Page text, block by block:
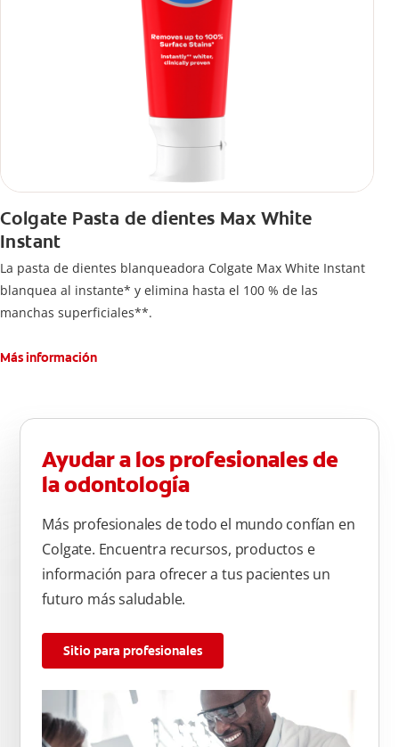
Colgate Pasta de dientes Max White
Instant
La pasta de dientes blanqueadora Colgate Max White Instant
blanquea al instante* y elimina hasta el 100 % de las
manchas superficiales**.
Más información
Ayudar a los profesionales de
la odontología
Más profesionales de todo el mundo confían en
Colgate. Encuentra recursos, productos e
información para ofrecer a tus pacientes un
futuro más saludable.
Sitio para profesionales